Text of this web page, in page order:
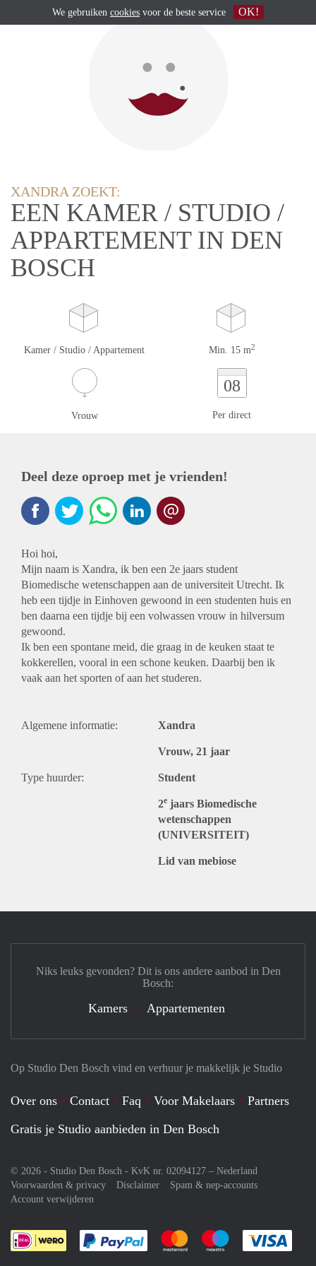
XANDRA ZOEKT:
EEN KAMER / STUDIO /
APPARTEMENT IN DEN
BOSCH
Kamer / Studio / Appartement Min. 15 m2
Vrouw
08
Per direct
Deel deze oproep met je vrienden!
Hoi hoi,
Mijn naam is Xandra, ik ben een 2e jaars student
Biomedische wetenschappen aan de universiteit Utrecht. Ik
heb een tijdje in Einhoven gewoond in een studenten huis en
ben daarna een tijdje bij een volwassen vrouw in hilversum
gewoond.
Ik ben een spontane meid, die graag in de keuken staat te
kokkerellen, vooral in een schone keuken. Daarbij ben ik
vaak aan het sporten of aan het studeren.
Algemene informatie: Xandra
Vrouw, 21 jaar
Type huurder: Student
2e jaars Biomedische
wetenschappen
(UNIVERSITEIT)
Lid van mebiose
Op Studio Den Bosch vind en verhuur je makkelijk je Studio
Over ons Contact Faq Voor Makelaars
Partners
Gratis je Studio aanbieden in Den Bosch
© 2026 - Studio Den Bosch - KvK nr. 02094127 – Nederland
Voorwaarden & privacy
Disclaimer
Spam & nep-accounts
Account verwijderen
Je rekent gemakkelijk af met Paypal
Je rekent gemakkelijk af met
Je rekent
Niks leuks gevonden? Dit is ons andere aanbod in Den
Bosch:
Kamers Appartementen
We gebruiken cookies voor de beste service OK!